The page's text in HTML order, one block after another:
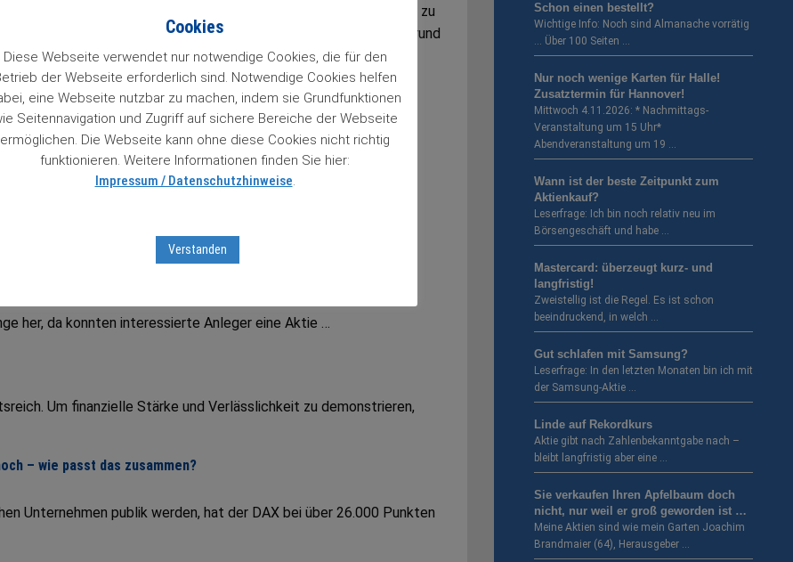
Wachstumstitel. Mit einem Klick auf den Titel gelangt man auch zu
Zugriff auf Informationen zu unseren „84 Lieblingen“, die unter rund
Prädikat Wachstumswert von uns erhalten haben. Das muss ein
Aktienbrief unverbindlich testenmit Sofortfreischaltungzu
…
in unserem Börsenticker:
her, da konnten interessierte Anleger eine Aktie …
Um finanzielle Stärke und Verlässlichkeit zu demonstrieren,
– wie passt das zusammen?
Unternehmen publik werden, hat der DAX bei über 26.000 Punkten
Schon einen bestellt?
Wichtige Info: Noch sind Almanache vorrätig
… Über 100 Seiten …
Nur noch wenige Karten für Halle!
Zusatztermin für Hannover!
Mittwoch 4.11.2026: * Nachmittags-
Veranstaltung um 15 Uhr*
Abendveranstaltung um 19 …
Wann ist der beste Zeitpunkt zum
Aktienkauf?
Leserfrage: Ich bin noch relativ neu im
Börsengeschäft und habe …
Mastercard: überzeugt kurz- und
langfristig!
Zweistellig ist die Regel. Es ist schon
beeindruckend, in welch …
Gut schlafen mit Samsung?
Leserfrage: In den letzten Monaten bin ich mit
der Samsung-Aktie …
Linde auf Rekordkurs
Aktie gibt nach Zahlenbekanntgabe nach –
bleibt langfristig aber eine …
Sie verkaufen Ihren Apfelbaum doch
nicht, nur weil er groß geworden ist …
Meine Aktien sind wie mein Garten Joachim
Brandmaier (64), Herausgeber …
Cookies
Diese Webseite verwendet nur notwendige Cookies, die für den
der Webseite erforderlich sind. Notwendige Cookies helfen
eine Webseite nutzbar zu machen, indem sie Grundfunktionen
Seitennavigation und Zugriff auf sichere Bereiche der Webseite
ermöglichen. Die Webseite kann ohne diese Cookies nicht richtig
funktionieren. Weitere Informationen finden Sie hier:
Impressum / Datenschutzhinweise
Verstanden